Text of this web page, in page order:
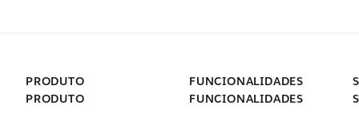
PRODUTO
PRODUTO
FUNCIONALIDADES
FUNCIONALIDADES